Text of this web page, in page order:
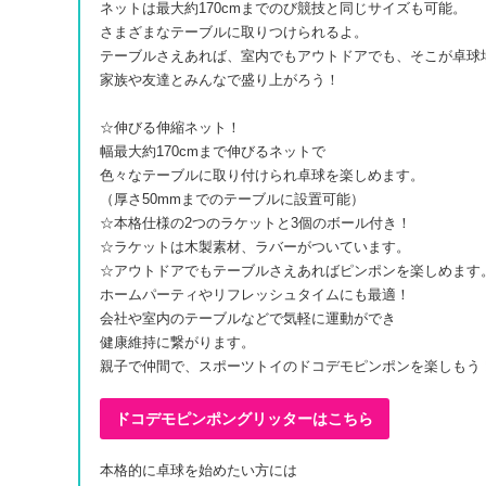
ネットは最大約170cmまでのび競技と同じサイズも可能。
さまざまなテーブルに取りつけられるよ。
テーブルさえあれば、室内でもアウトドアでも、そこが卓球
家族や友達とみんなで盛り上がろう！
☆伸びる伸縮ネット！
幅最大約170cmまで伸びるネットで
色々なテーブルに取り付けられ卓球を楽しめます。
（厚さ50mmまでのテーブルに設置可能）
☆本格仕様の2つのラケットと3個のボール付き！
☆ラケットは木製素材、ラバーがついています。
☆アウトドアでもテーブルさえあればピンポンを楽しめます。
ホームパーティやリフレッシュタイムにも最適！
会社や室内のテーブルなどで気軽に運動ができ
健康維持に繋がります。
親子で仲間で、スポーツトイのドコデモピンポンを楽しもう
ドコデモピンポングリッターはこちら
本格的に卓球を始めたい方には